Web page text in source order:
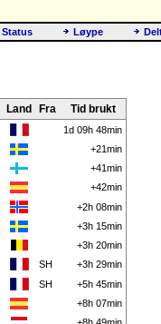
Status
Løype
Land Fra Tid brukt
1d 09h 48min
+21min
+41min
+42min
+2h 08min
+3h 15min
+3h 20min
SH
+3h 29min
SH
+5h 45min
+8h 07min